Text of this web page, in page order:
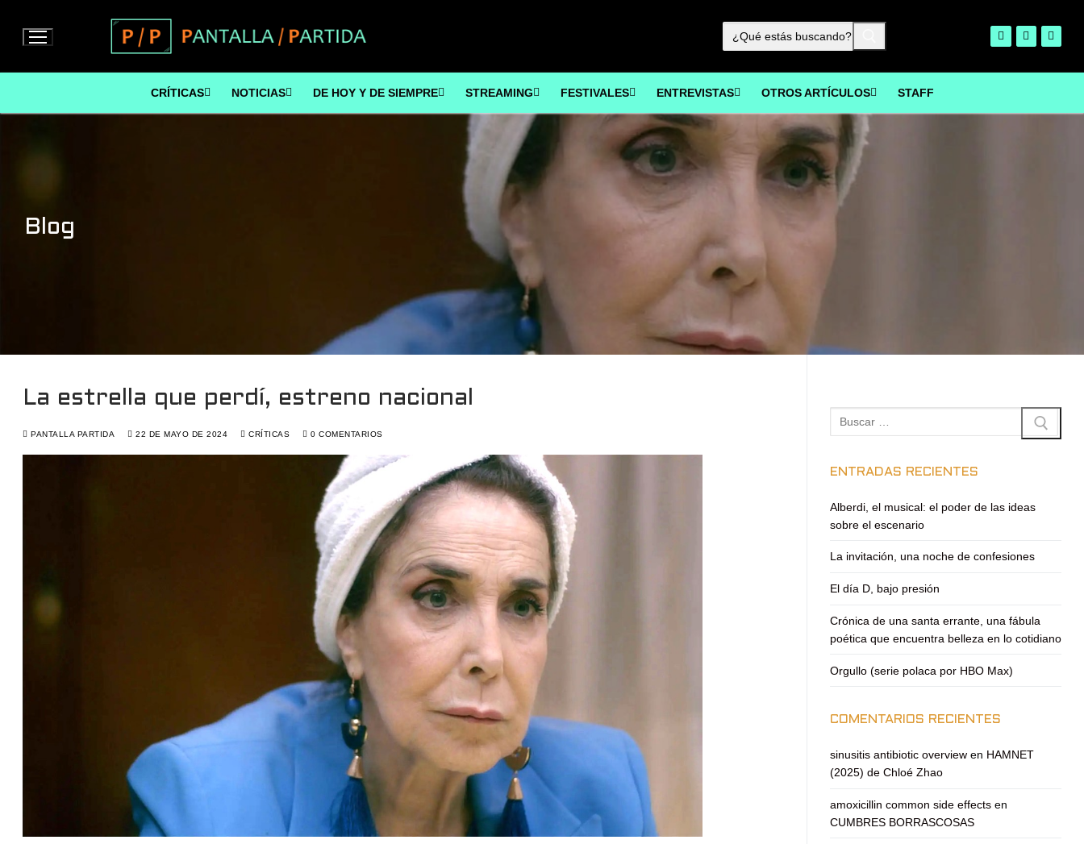
contenido
Buscar:
CRÍTICAS NOTICIAS DE HOY Y DE SIEMPRE STREAMING FESTIVALES ENTREVISTAS OTROS ARTÍCULOS STAFF
Blog
La estrella que perdí, estreno nacional
PANTALLA PARTIDA 22 DE MAYO DE 2024 CRÍTICAS 0 COMENTARIOS
Buscar:
ENTRADAS RECIENTES
Alberdi, el musical: el poder de las ideas
sobre el escenario
La invitación, una noche de confesiones
El día D, bajo presión
Crónica de una santa errante, una fábula
poética que encuentra belleza en lo cotidiano
Orgullo (serie polaca por HBO Max)
COMENTARIOS RECIENTES
sinusitis antibiotic overview en HAMNET
(2025) de Chloé Zhao
amoxicillin common side effects en
CUMBRES BORRASCOSAS